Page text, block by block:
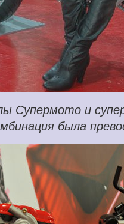
Супермото и
была